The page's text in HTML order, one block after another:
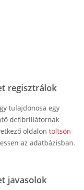
regisztrálok
tulajdonosa egy
defibrillátornak
oldalon töltsön
az adatbázisban.
javasolok